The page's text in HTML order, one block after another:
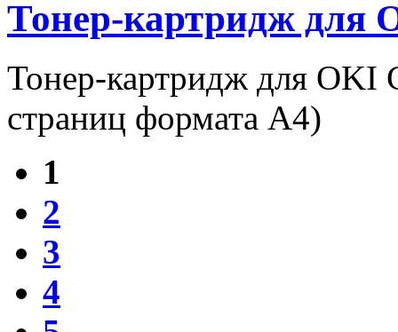
Тонер-картридж для
Тонер-картридж для OKI
страниц формата А4)
1
2
3
4